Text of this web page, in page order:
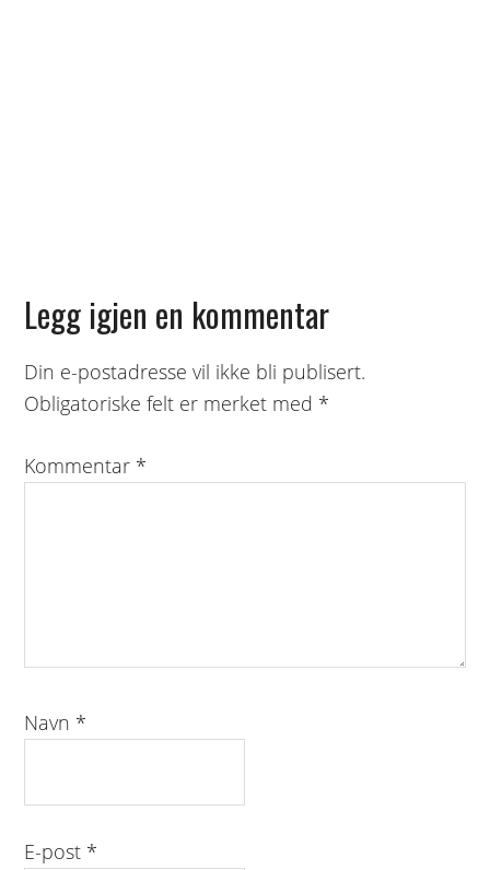
Reader
Interactions
Legg igjen en kommentar
Din e-postadresse vil ikke bli publisert.
Obligatoriske felt er merket med *
Kommentar *
Navn *
E-post *